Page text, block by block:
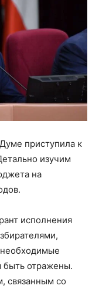
приступила к
изучим
на
исполнения
отражены.
связанным со